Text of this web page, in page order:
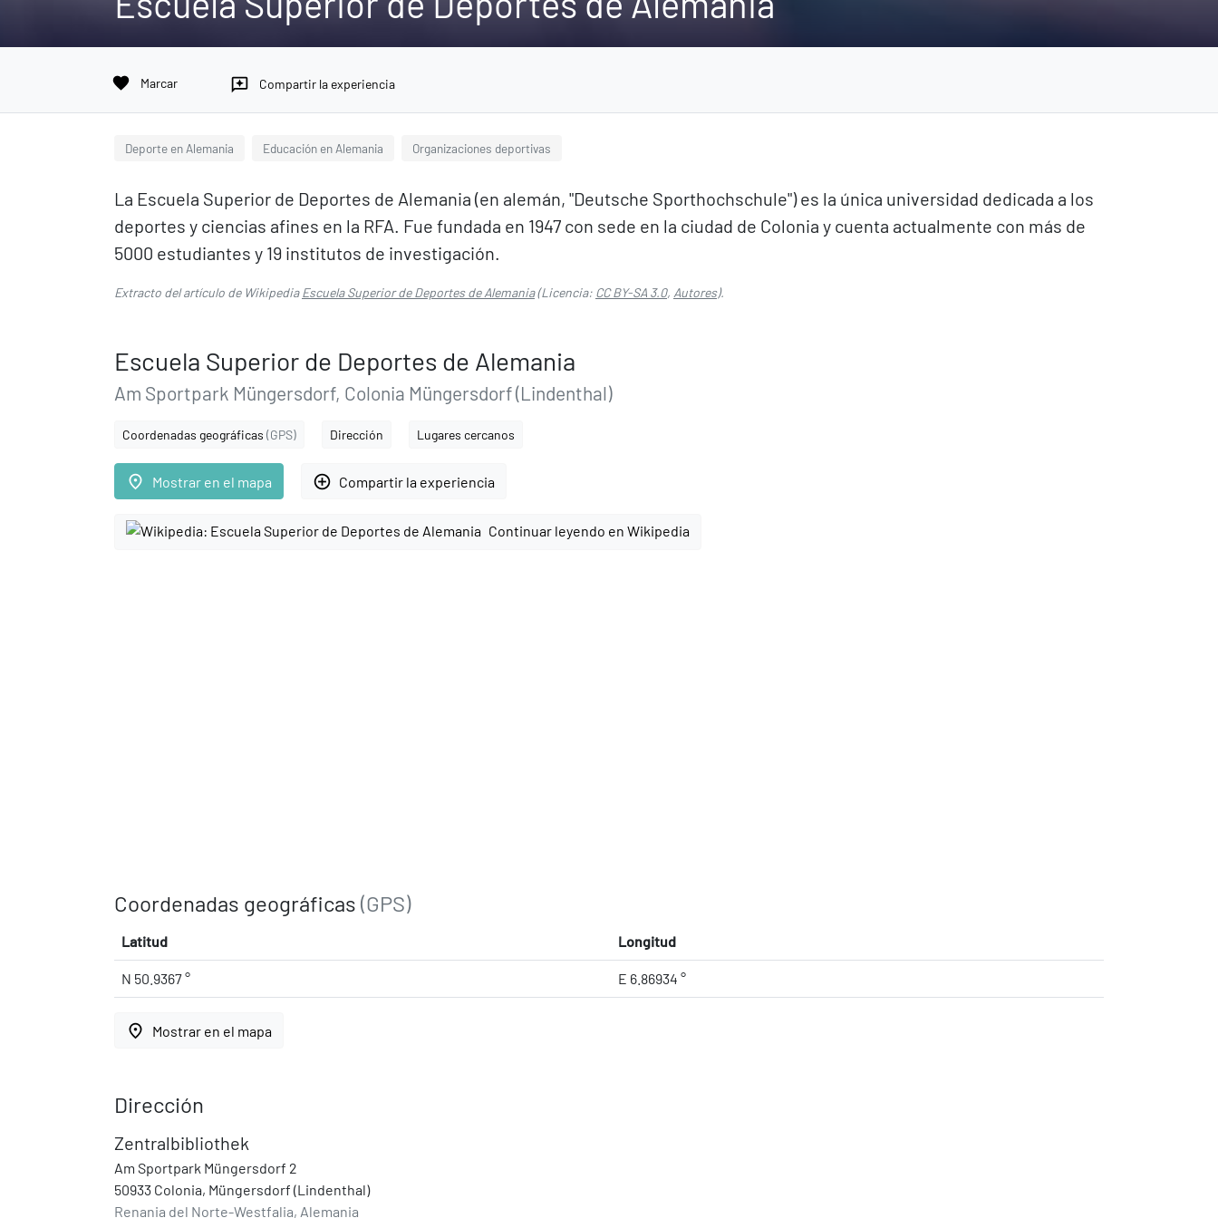
favorite Marcar reviews Compartir la experiencia
Deporte en Alemania Educación en Alemania Organizaciones deportivas
La Escuela Superior de Deportes de Alemania (en alemán, "Deutsche Sporthochschule") es la única universidad dedicada a los
deportes y ciencias afines en la RFA. Fue fundada en 1947 con sede en la ciudad de Colonia y cuenta actualmente con más de
5000 estudiantes y 19 institutos de investigación.
Extracto del artículo de WikipediaEscuela Superior de Deportes de Alemania(Licencia: CC BY-SA 3.0, Autores).
Escuela Superior de Deportes de Alemania
Am Sportpark Müngersdorf, Colonia Müngersdorf (Lindenthal)
Coordenadas geográficas (GPS) Dirección Lugares cercanos
place Mostrar en el mapa add_circle_outline Compartir la experiencia
Continuar leyendo en Wikipedia
Coordenadas geográficas (GPS)
Latitud Longitud
N 50.9367 ° E 6.86934 °
place Mostrar en el mapa
Dirección
Zentralbibliothek
Am Sportpark Müngersdorf 2
50933 Colonia, Müngersdorf (Lindenthal)
Renania del Norte-Westfalia, Alemania